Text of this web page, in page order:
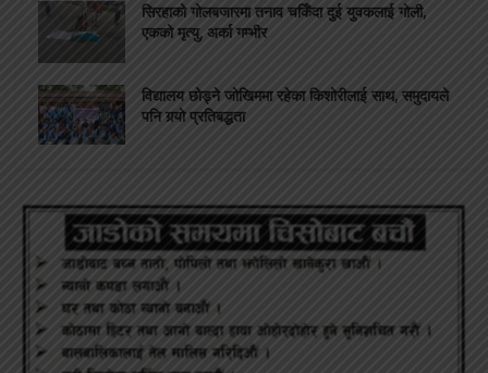
सिरहाको गोलबजारमा तनाव चर्किँदा दुई युवकलाई गोली,
एकको मृत्यु, अर्का गम्भीर
विद्यालय छोड्ने जोखिममा रहेका किशोरीलाई साथ, समुदायले
पनि गर्‍यो प्रतिबद्धता